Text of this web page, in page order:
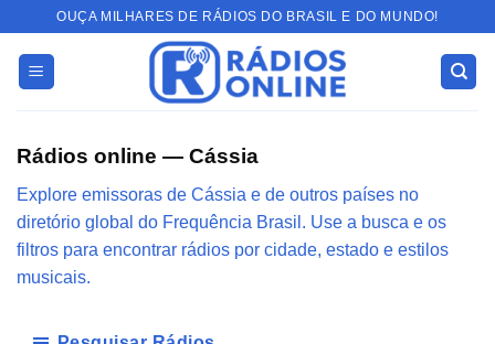
content
OUÇA MILHARES DE RÁDIOS DO BRASIL E DO MUNDO!
Rádios online — Cássia
Explore emissoras de Cássia e de outros países no
diretório global do Frequência Brasil. Use a busca e os
filtros para encontrar rádios por cidade, estado e estilos
musicais.